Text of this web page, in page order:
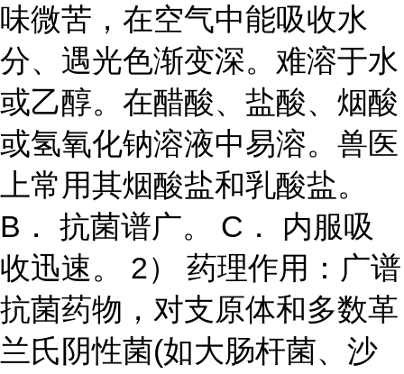
味微苦，在空气中能吸收水
分、遇光色渐变深。难溶于水
或乙醇。在醋酸、盐酸、烟酸
或氢氧化钠溶液中易溶。兽医
上常用其烟酸盐和乳酸盐。
B． 抗菌谱广。 C． 内服吸
收迅速。 2） 药理作用：广谱
抗菌药物，对支原体和多数革
兰氏阴性菌(如大肠杆菌、沙